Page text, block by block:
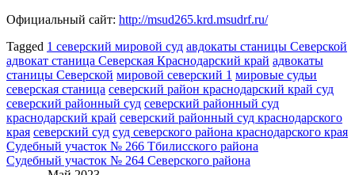
Официальный сайт: http://msud265.krd.msudrf.ru/
Tagged 1 северский мировой суд авдокаты станицы Северской
адвокат станица Северская Краснодарский край адвокаты
станицы Северской мировой северский 1 мировые судьи
северская станица северский район краснодарский край суд
северский районный суд северский районный суд
краснодарский край северский районный суд краснодарского
края северский суд суд северского района краснодарского края
Навигация
по
Судебный участок № 266 Тбилисского района
Судебный участок № 264 Северского района